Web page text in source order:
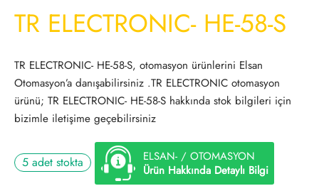
TR ELECTRONIC- HE-58-S
TR ELECTRONIC- HE-58-S, otomasyon ürünlerini Elsan
Otomasyon’a danışabilirsiniz .TR ELECTRONIC otomasyon
ürünü; TR ELECTRONIC- HE-58-S hakkında stok bilgileri için
bizimle iletişime geçebilirsiniz
5 adet stokta
ELSAN- / OTOMASYON
Ürün Hakkında Detaylı Bilgi